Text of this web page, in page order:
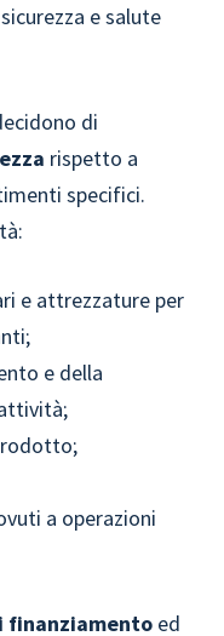
e salute
di
rispetto a
specifici.
e attrezzature per
e della
a operazioni
finanziamento ed